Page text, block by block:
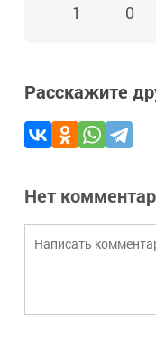
1 0
Расскажите
Нет